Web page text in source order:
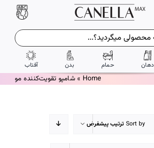
دهان حمام بدن آفتاب
Home
»شامپو تقویت‌کننده مو
Sort by ترتیب پیشفرض